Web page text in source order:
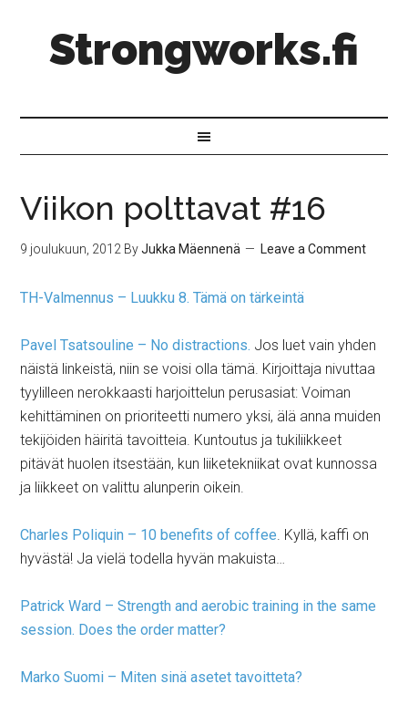
Strongworks.fi
Viikon polttavat #16
9 joulukuun, 2012 ByJukka Mäennenä Leave a Comment
TH-Valmennus – Luukku 8. Tämä on tärkeintä
Pavel Tsatsouline – No distractions. Jos luet vain yhden
näistä linkeistä, niin se voisi olla tämä. Kirjoittaja nivuttaa
tyylilleen nerokkaasti harjoittelun perusasiat: Voiman
kehittäminen on prioriteetti numero yksi, älä anna muiden
tekijöiden häiritä tavoitteia. Kuntoutus ja tukiliikkeet
pitävät huolen itsestään, kun liiketekniikat ovat kunnossa
ja liikkeet on valittu alunperin oikein.
Charles Poliquin – 10 benefits of coffee. Kyllä, kaffi on
hyvästä! Ja vielä todella hyvän makuista…
Patrick Ward – Strength and aerobic training in the same
session. Does the order matter?
Marko Suomi – Miten sinä asetet tavoitteta?